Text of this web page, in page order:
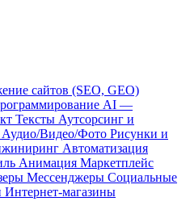
сайтов (SEO, GEO)
AI —
Тексты Аутсорсинг и
Аудио/Видео/Фото Рисунки и
Автоматизация
Анимация Маркетплейс
Мессенджеры Социальные
Интернет-магазины